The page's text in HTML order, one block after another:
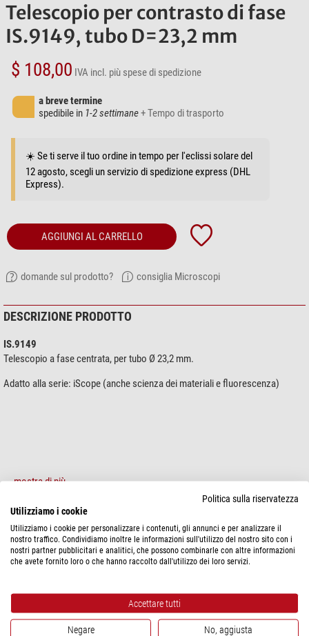
Telescopio per contrasto di fase
IS.9149, tubo D=23,2 mm
$ 108,00 IVA incl. più spese di spedizione
a breve termine
spedibile in 1-2 settimane+ Tempo di trasporto
☀️ Se ti serve il tuo ordine in tempo per l'eclissi solare del
12 agosto, scegli un servizio di spedizione express (DHL
Express).
AGGIUNGI AL CARRELLO
domande sul prodotto? consiglia Microscopi
DESCRIZIONE PRODOTTO
IS.9149
Telescopio a fase centrata, per tubo Ø 23,2 mm.
Adatto alla serie: iScope (anche scienza dei materiali e fluorescenza)
mostra di più...
SPECIFICHE
Adatto per la serie
Codice prodotto del fornitore
IS.9149
Politica sulla riservatezza
Utilizziamo i cookie
Utilizziamo i cookie per personalizzare i contenuti, gli annunci e per analizzare il
nostro traffico. Condividiamo inoltre le informazioni sull'utilizzo del nostro sito con i
nostri partner pubblicitari e analitici, che possono combinarle con altre informazioni
che avete fornito loro o che hanno raccolto dall'utilizzo dei loro servizi.
Accettare tutti
Negare No, aggiusta